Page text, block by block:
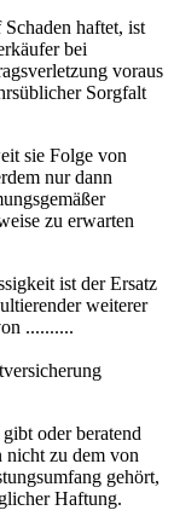
haftet, ist
bei
voraus
Sorgfalt
sie Folge von
nur dann
zu erwarten
ist der Ersatz
weiterer
..........
oder beratend
nicht zu dem von
gehört,
Haftung.